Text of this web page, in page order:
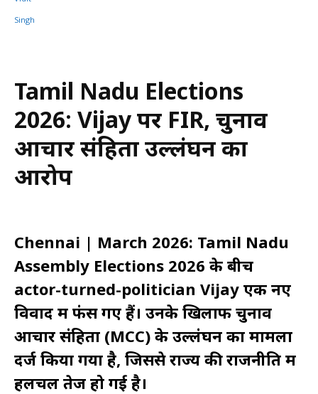
Tamil Nadu Elections
2026: Vijay पर FIR, चुनाव
आचार संहिता उल्लंघन का
आरोप
Chennai | March 2026: Tamil Nadu
Assembly Elections 2026 के बीच
actor-turned-politician Vijay एक नए
विवाद में फंस गए हैं। उनके खिलाफ चुनाव
आचार संहिता (MCC) के उल्लंघन का मामला
दर्ज किया गया है, जिससे राज्य की राजनीति में
हलचल तेज हो गई है।